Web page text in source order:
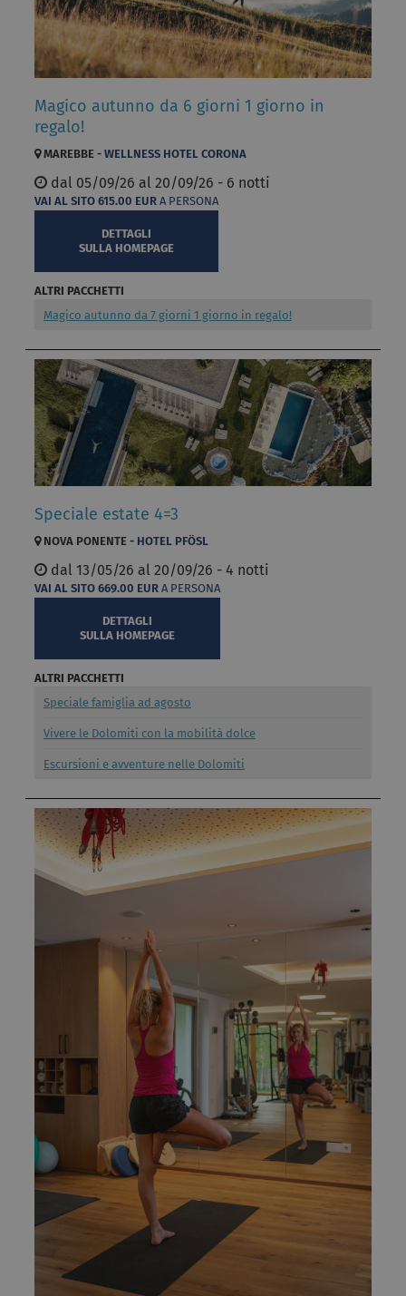
VAI AL SITO 615.00 EURA PERSONA
DETTAGLI
SULLA HOMEPAGE
Magico autunno da 6 giorni 1 giorno in
regalo!
MAREBBE - WELLNESS HOTEL CORONA
dal 05/09/26 al 20/09/26 - 6 notti
ALTRI PACCHETTI
Magico autunno da 7 giorni 1 giorno in regalo!
VAI AL SITO 669.00 EURA PERSONA
DETTAGLI
SULLA HOMEPAGE
Speciale estate 4=3
NOVA PONENTE - HOTEL PFÖSL
dal 13/05/26 al 20/09/26 - 4 notti
ALTRI PACCHETTI
Speciale famiglia ad agosto
Vivere le Dolomiti con la mobilità dolce
Escursioni e avventure nelle Dolomiti